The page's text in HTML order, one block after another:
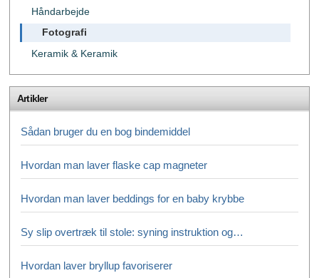
Håndarbejde
Fotografi
Keramik & Keramik
Artikler
Sådan bruger du en bog bindemiddel
Hvordan man laver flaske cap magneter
Hvordan man laver beddings for en baby krybbe
Sy slip overtræk til stole: syning instruktion og…
Hvordan laver bryllup favoriserer